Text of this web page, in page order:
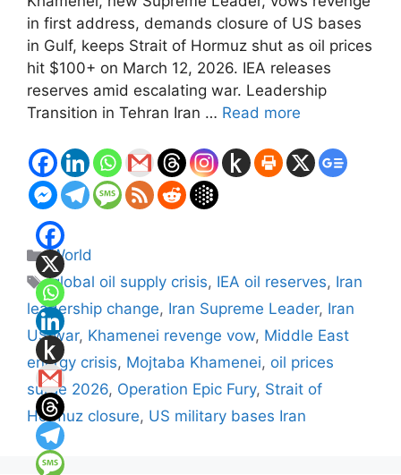
in first address, demands closure of US bases
in Gulf, keeps Strait of Hormuz shut as oil prices
hit $100+ on March 12, 2026. IEA releases
reserves amid escalating war. Leadership
Transition in Tehran Iran … Read more
Categories
World
Tags
global oil supply crisis, IEA oil reserves, Iran
leadership change, Iran Supreme Leader, Iran
US war, Khamenei revenge vow, Middle East
energy crisis, Mojtaba Khamenei, oil prices
surge 2026, Operation Epic Fury, Strait of
Hormuz closure, US military bases Iran